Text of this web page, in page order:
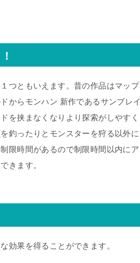
つともいえます。昔の作品はマップ
からモンハン 新作であるサンブレイ
を挟まなくなりより探索がしやすく
釣ったりとモンスターを狩る以外に
限時間があるので制限時間以内にア
きます。
効果を得ることができます。